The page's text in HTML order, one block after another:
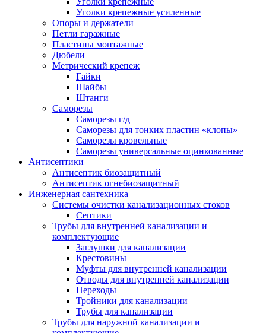
Уголки крепежные усиленные
Опоры и держатели
Петли гаражные
Пластины монтажные
Дюбели
Метрический крепеж
Гайки
Шайбы
Штанги
Саморезы
Саморезы г/д
Саморезы для тонких пластин «клопы»
Саморезы кровельные
Саморезы универсальные оцинкованные
Антисептики
Антисептик биозащитный
Антисептик огнебиозащитный
Инженерная сантехника
Системы очистки канализационных стоков
Септики
Трубы для внутренней канализации и
комплектующие
Заглушки для канализации
Крестовины
Муфты для внутренней канализации
Отводы для внутренней канализации
Переходы
Тройники для канализации
Трубы для канализации
Трубы для наружной канализации и